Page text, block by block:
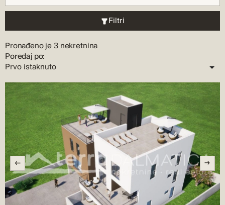
Filtri
Pronađeno je 3 nekretnina
Poredaj po: